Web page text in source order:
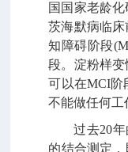
国国家老龄化
茨海默病临
知障碍阶段
段。淀粉样
可以在MCI阶
不能做任何工
过去20
的结合测定